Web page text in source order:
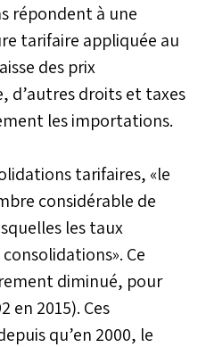
répondent à une
tarifaire appliquée au
des prix
d’autres droits et taxes
les importations.
tarifaires, «le
considérable de
les taux
Ce
diminué, pour
en 2015). Ces
qu’en 2000, le